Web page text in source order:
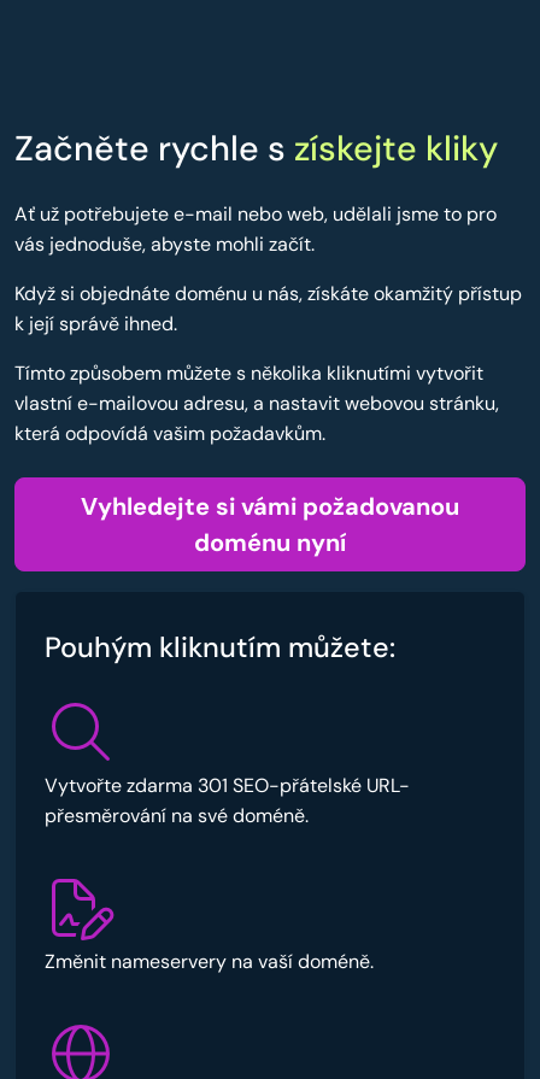
Začněte rychle s získejte kliky
Ať už potřebujete e-mail nebo web, udělali jsme to pro
vás jednoduše, abyste mohli začít.
Když si objednáte doménu u nás, získáte okamžitý přístup
k její správě ihned.
Tímto způsobem můžete s několika kliknutími vytvořit
vlastní e-mailovou adresu, a nastavit webovou stránku,
která odpovídá vašim požadavkům.
Vyhledejte si vámi požadovanou
doménu nyní
Pouhým kliknutím můžete:
Vytvořte zdarma 301 SEO-přátelské URL-
přesměrování na své doméně.
Změnit nameservery na vaší doméně.